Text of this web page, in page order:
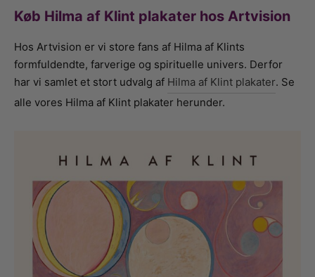
Køb Hilma af Klint plakater hos Artvision
Hos Artvision er vi store fans af Hilma af Klints
formfuldendte, farverige og spirituelle univers. Derfor
har vi samlet et stort udvalg af Hilma af Klint plakater. Se
alle vores Hilma af Klint plakater herunder.